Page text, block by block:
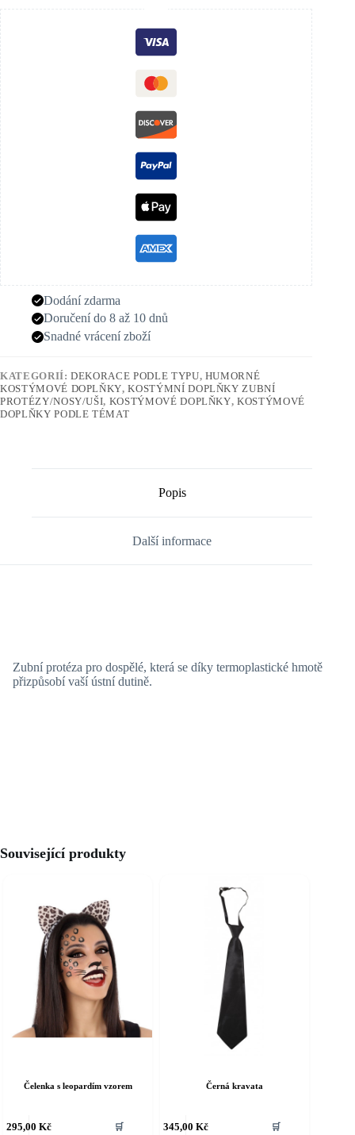
Dodání zdarma
Doručení do 8 až 10 dnů
Snadné vrácení zboží
KATEGORIÍ:DEKORACE PODLE TYPU, HUMORNÉ
KOSTÝMOVÉ DOPLŇKY,KOSTÝMNÍ DOPLŇKY ZUBNÍ
PROTÉZY/NOSY/UŠI, KOSTÝMOVÉ DOPLŇKY,KOSTÝMOVÉ
DOPLŇKY PODLE TÉMAT
Popis
Další informace
Zubní protéza pro dospělé, která se díky termoplastické hmotě
přizpůsobí vaší ústní dutině.
Související produkty
Čelenka s leopardím vzorem
295,00 Kč 🛒
Černá kravata
345,00 Kč 🛒
produkt